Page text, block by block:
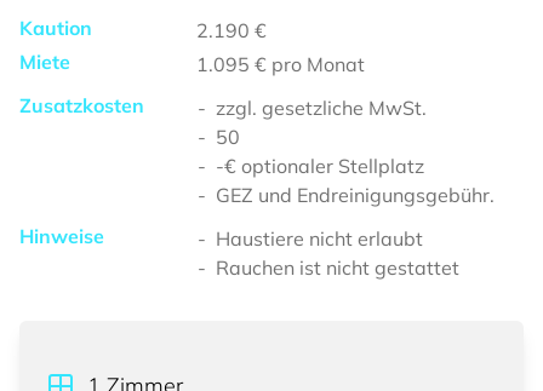
Kaution
2.190 €
Miete
1.095 € pro Monat
Zusatzkosten
zzgl. gesetzliche MwSt.
50
-€ optionaler Stellplatz
GEZ und Endreinigungsgebühr.
Hinweise
Haustiere nicht erlaubt
Rauchen ist nicht gestattet